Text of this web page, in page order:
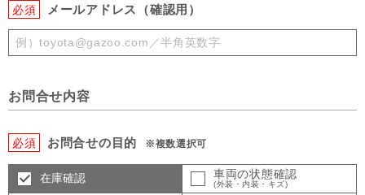
必須 メールアドレス（確認用）
お問合せ内容
必須 お問合せの目的 ※複数選択可
在庫確認 車両の状態確認
(外装・内装・キズ)